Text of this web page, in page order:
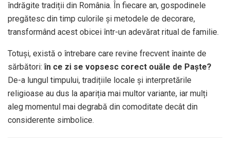
îndrăgite tradiții din România. În fiecare an, gospodinele
pregătesc din timp culorile și metodele de decorare,
transformând acest obicei într-un adevărat ritual de familie.
Totuși, există o întrebare care revine frecvent înainte de
sărbători:în ce zi se vopsesc corect ouăle de Paște?
De-a lungul timpului, tradițiile locale și interpretările
religioase au dus la apariția mai multor variante, iar mulți
aleg momentul mai degrabă din comoditate decât din
considerente simbolice.